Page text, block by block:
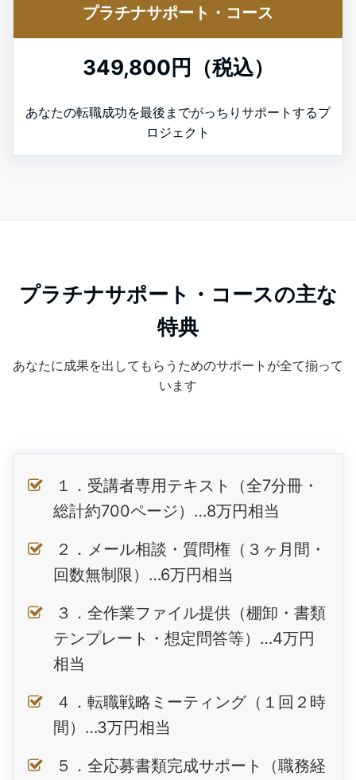
プラチナサポート・コース
349,800円（税込）
あなたの転職成功を最後までがっちりサポートするプ
ロジェクト
プラチナサポート・コースの主な
特典
あなたに成果を出してもらうためのサポートが全て揃って
います
１．受講者専用テキスト（全7分冊・
総計約700ページ）…8万円相当
２．メール相談・質問権（３ヶ月間・
回数無制限）…6万円相当
３．全作業ファイル提供（棚卸・書類
テンプレート・想定問答等）…4万円
相当
４．転職戦略ミーティング（１回２時
間）…3万円相当
５．全応募書類完成サポート（職務経